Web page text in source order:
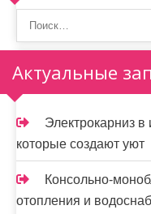
Актуальные
Электрокарниз в
которые создают уют
Консольно-
отопления и